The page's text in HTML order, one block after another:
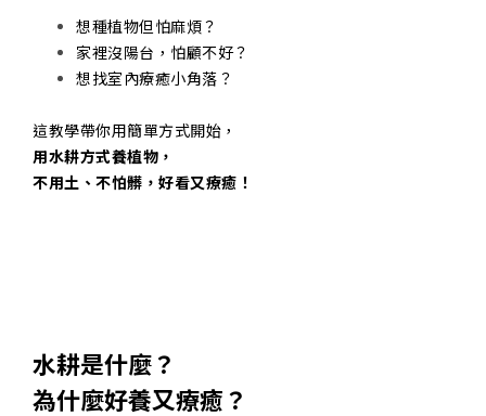
想種植物但怕麻煩？
家裡沒陽台，怕顧不好？
想找室內療癒小角落？
這教學帶你用簡單方式開始，
用水耕方式養植物，
不用土、不怕髒，好看又療癒！
水耕是什麼？
為什麼好養又療癒？